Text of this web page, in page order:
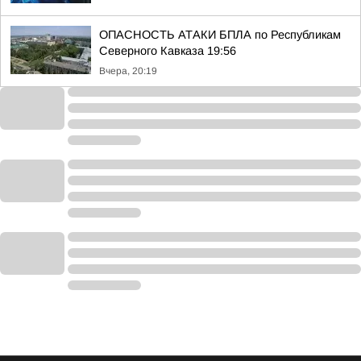
ОПАСНОСТЬ АТАКИ БПЛА по Республикам
Северного Кавказа 19:56
Вчера, 20:19